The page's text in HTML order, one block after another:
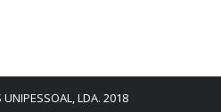
UNIPESSOAL, LDA. 2018